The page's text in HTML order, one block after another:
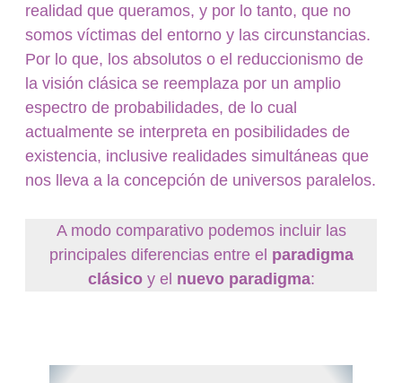
realidad que queramos, y por lo tanto, que no
somos víctimas del entorno y las circunstancias.
Por lo que, los absolutos o el reduccionismo de
la visión clásica se reemplaza por un amplio
espectro de probabilidades, de lo cual
actualmente se interpreta en posibilidades de
existencia, inclusive realidades simultáneas que
nos lleva a la concepción de universos paralelos.
A modo comparativo podemos incluir las
principales diferencias entre el paradigma
clásicoy el nuevo paradigma: